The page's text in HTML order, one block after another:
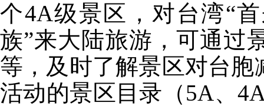
个4A级景区，对台湾“
族”来大陆旅游，可通过
等，及时了解景区对台
活动的景区目录（5A、